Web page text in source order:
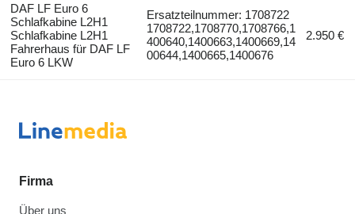
DAF LF Euro 6
Schlafkabine L2H1
Schlafkabine L2H1
Fahrerhaus für DAF LF
Euro 6 LKW
Ersatzteilnummer: 1708722
1708722,1708770,1708766,1
400640,1400663,1400669,14
00644,1400665,1400676
2.950 €
Firma
Über uns